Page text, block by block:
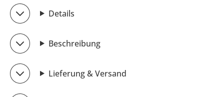
Details
Beschreibung
Lieferung & Versand